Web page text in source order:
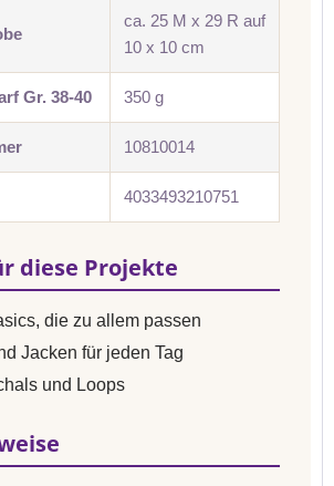
ca. 25 M x 29 R auf
10 x 10 cm
Gr. 38-40 350 g
10810014
4033493210751
diese Projekte
die zu allem passen
Jacken für jeden Tag
und Loops